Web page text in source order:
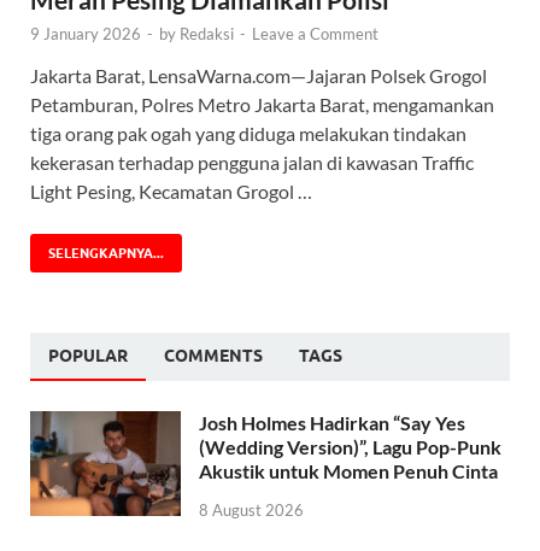
9 January 2026 - by Redaksi - Leave a Comment
Jakarta Barat, LensaWarna.com—Jajaran Polsek Grogol
Petamburan, Polres Metro Jakarta Barat, mengamankan
tiga orang pak ogah yang diduga melakukan tindakan
kekerasan terhadap pengguna jalan di kawasan Traffic
Light Pesing, Kecamatan Grogol …
SELENGKAPNYA...
POPULAR COMMENTS TAGS
Josh Holmes Hadirkan “Say Yes
(Wedding Version)”, Lagu Pop-Punk
Akustik untuk Momen Penuh Cinta
8 August 2026